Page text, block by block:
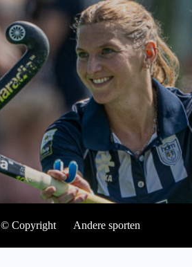
© Copyright Andere sporten